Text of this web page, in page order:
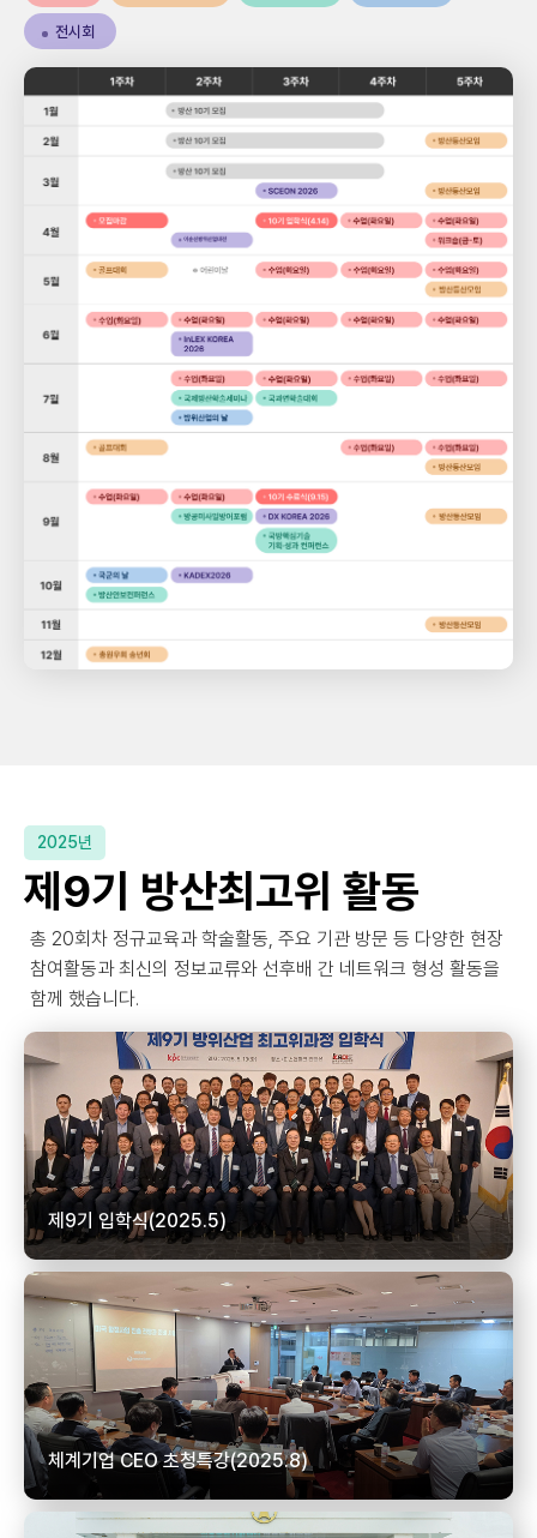
전시회
2025년
제9기 방산최고위 활동
총 20회차 정규교육과 학술활동, 주요 기관 방문 등 다양한 현장
참여활동과 최신의 정보교류와 선후배 간 네트워크 형성 활동을
함께 했습니다.
제9기 입학식(2025.5)
체계기업 CEO 초청특강(2025.8)